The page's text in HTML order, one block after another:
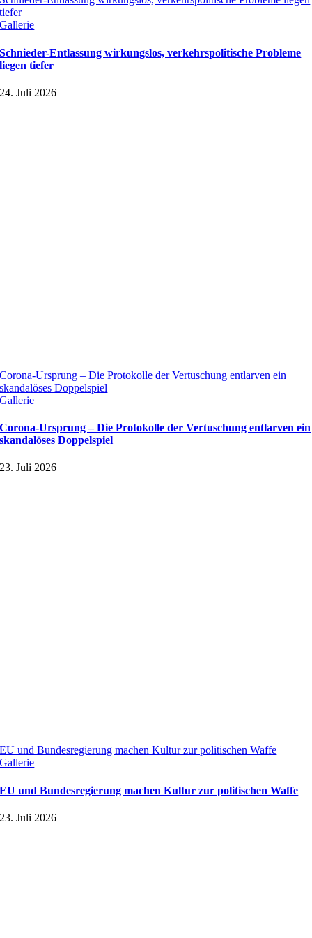
tiefer
Gallerie
Schnieder-Entlassung wirkungslos, verkehrspolitische Probleme
liegen tiefer
24. Juli 2026
Corona-Ursprung – Die Protokolle der Vertuschung entlarven ein
skandalöses Doppelspiel
Gallerie
Corona-Ursprung – Die Protokolle der Vertuschung entlarven ein
skandalöses Doppelspiel
23. Juli 2026
EU und Bundesregierung machen Kultur zur politischen Waffe
Gallerie
EU und Bundesregierung machen Kultur zur politischen Waffe
23. Juli 2026